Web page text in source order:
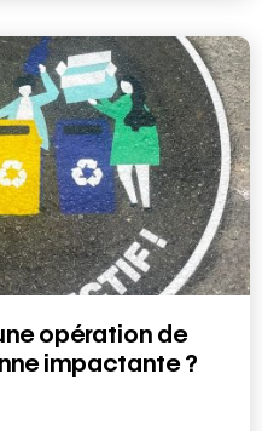
opération de
impactante ?